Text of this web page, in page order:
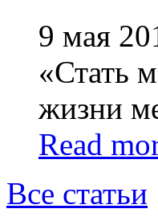
9 мая
«Стать
жизни
Read
Все статьи